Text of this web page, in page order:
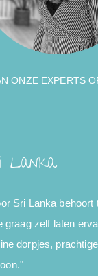
ONZE EXPERTS
Lanka
Sri Lanka behoort
graag zelf laten
dorpjes,